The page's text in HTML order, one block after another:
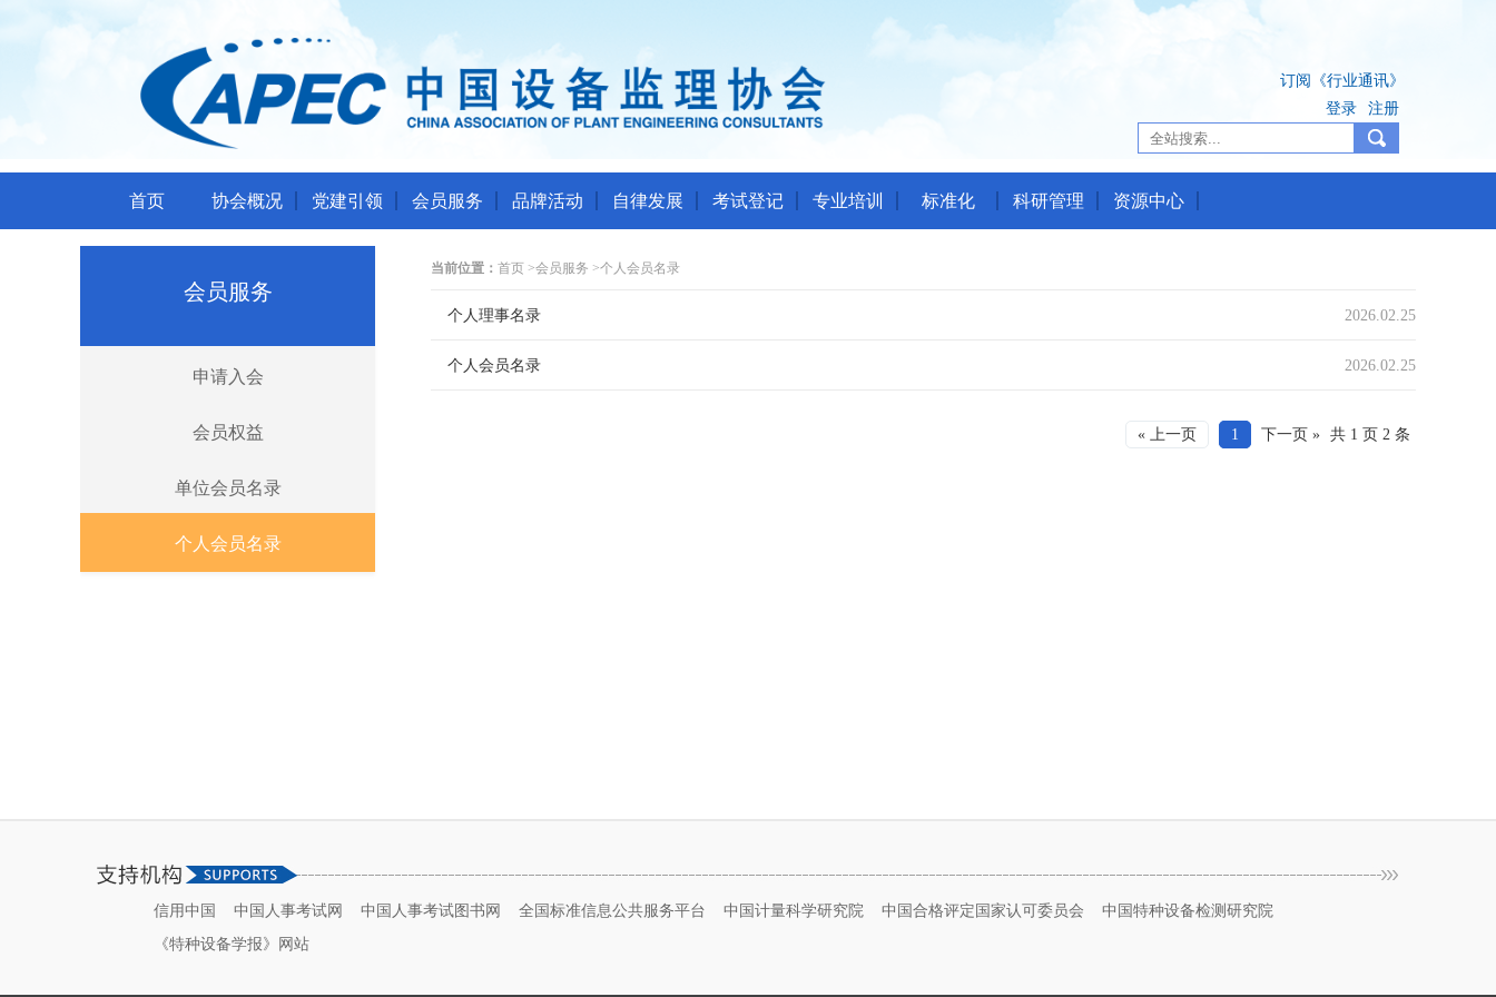
订阅《行业通讯》
注册
登录
首页 协会概况 党建引领 会员服务 品牌活动 自律发展 考试登记 专业培训 标准化 科研管理 资源中心
会员服务
申请入会
会员权益
单位会员名录
个人会员名录
当前位置： 首页 >会员服务 >个人会员名录
个人理事名录 2026.02.25
个人会员名录 2026.02.25
« 上一页 1 下一页 » 共 1 页 2 条
信用中国 中国人事考试网 中国人事考试图书网 全国标准信息公共服务平台 中国计量科学研究院 中国合格评定国家认可委员会
中国特种设备检测研究院
《特种设备学报》网站